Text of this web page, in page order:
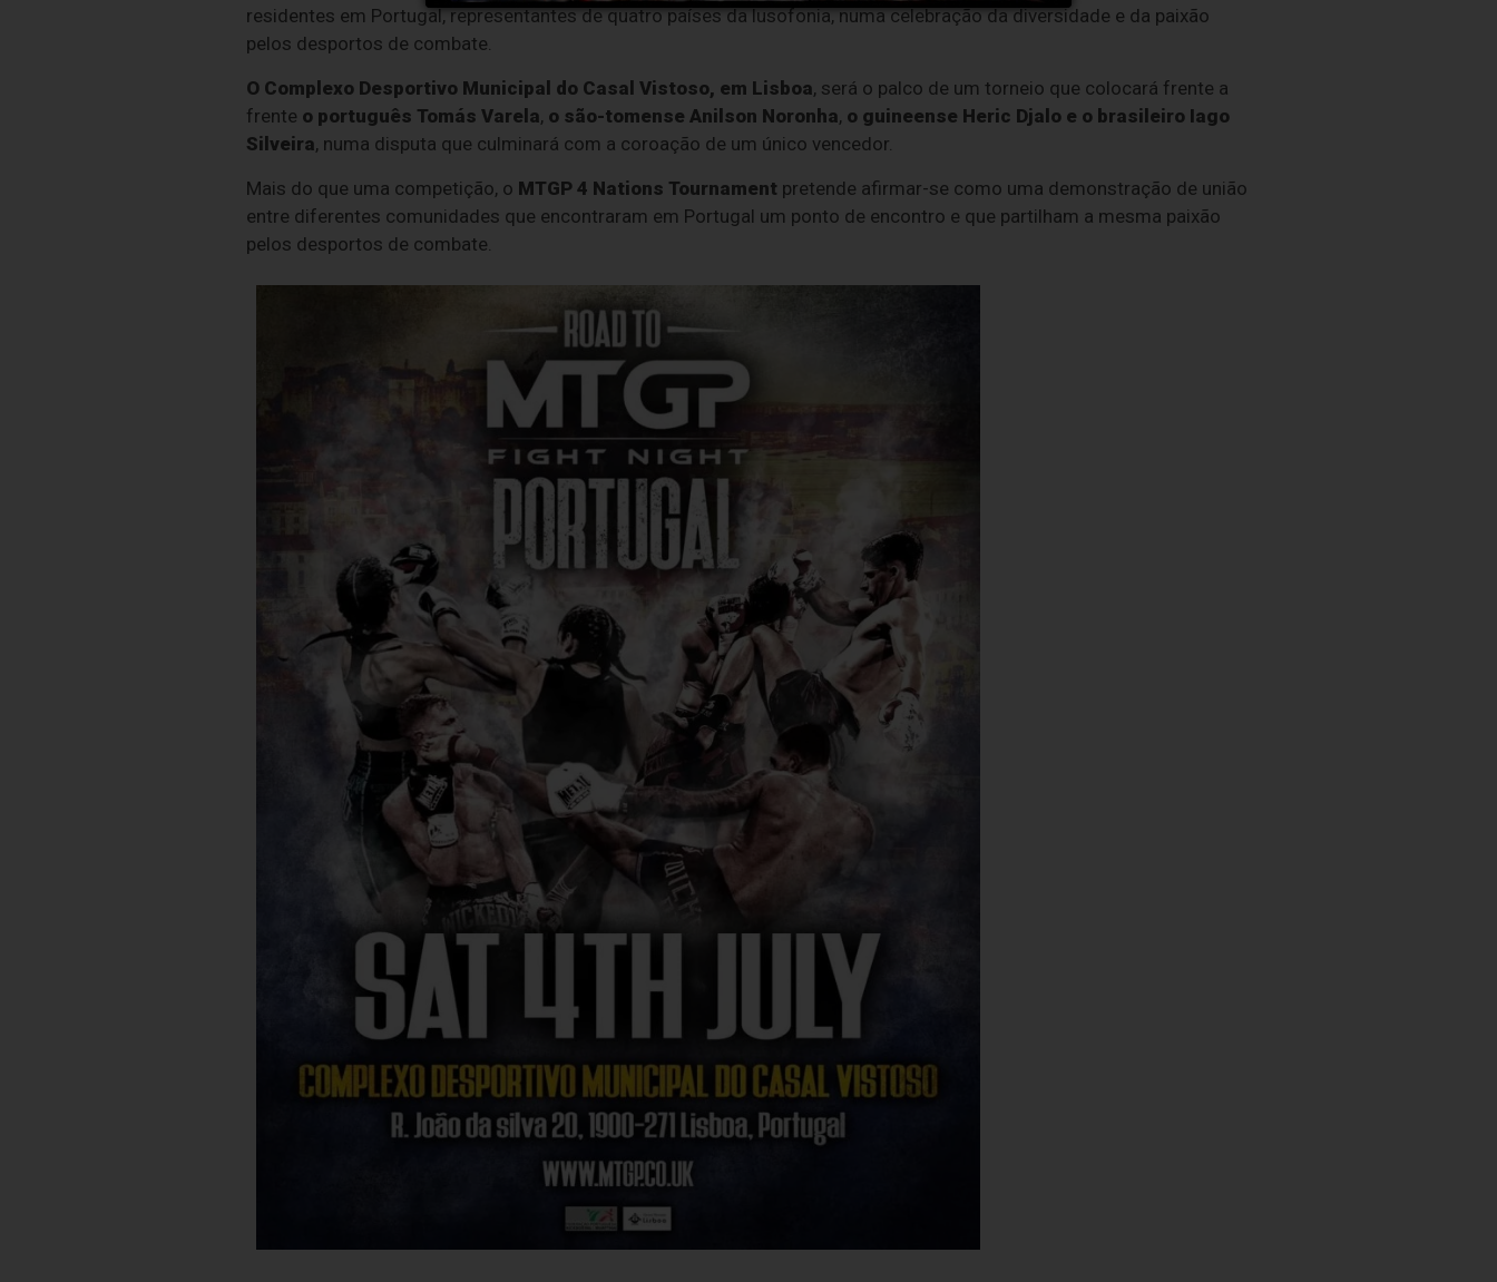
residentes em Portugal, representantes de quatro países da lusofonia, numa celebração da diversidade e da paixão
pelos desportos de combate.
O Complexo Desportivo Municipal do Casal Vistoso, em Lisboa, será o palco de um torneio que colocará frente a
frente o português Tomás Varela, o são-tomense Anilson Noronha, o guineense Heric Djalo e o brasileiro Iago
Silveira, numa disputa que culminará com a coroação de um único vencedor.
Mais do que uma competição, o MTGP 4 Nations Tournament pretende afirmar-se como uma demonstração de união
entre diferentes comunidades que encontraram em Portugal um ponto de encontro e que partilham a mesma paixão
pelos desportos de combate.